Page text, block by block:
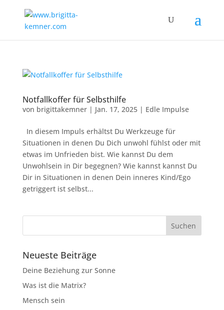
Notfallkoffer für Selbsthilfe
von brigittakemner| Jan. 17, 2025| Edle Impulse
In diesem Impuls erhältst Du Werkzeuge für
Situationen in denen Du Dich unwohl fühlst oder mit
etwas im Unfrieden bist. Wie kannst Du dem
Unwohlsein in Dir begegnen? Wie kannst kannst Du
Dir in Situationen in denen Dein inneres Kind/Ego
getriggert ist selbst...
Neueste Beiträge
Deine Beziehung zur Sonne
Was ist die Matrix?
Mensch sein